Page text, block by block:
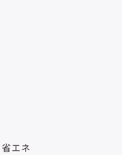
エネ